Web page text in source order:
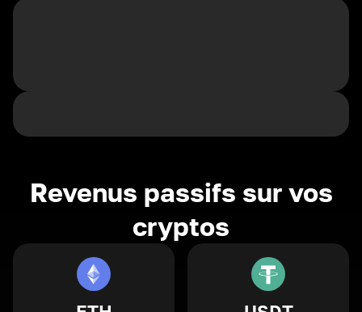
Revenus passifs sur vos
cryptos